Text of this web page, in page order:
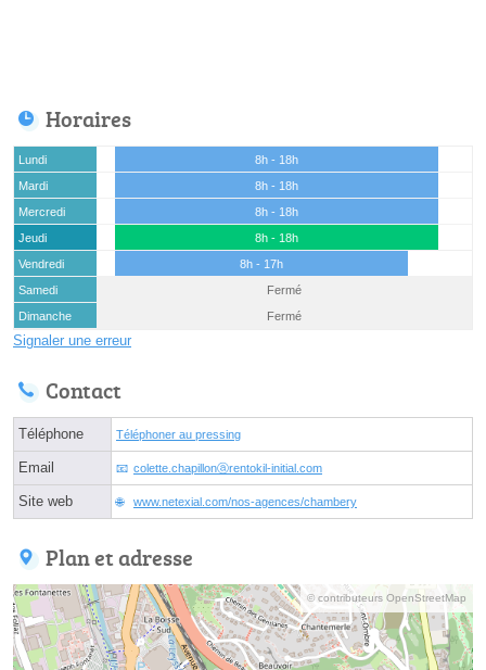
Horaires
Lundi
8h - 18h
Mardi
8h - 18h
Mercredi
8h - 18h
Jeudi
8h - 18h
Vendredi
8h - 17h
Samedi
Fermé
Dimanche
Fermé
Signaler une erreur
Contact
Téléphone Téléphoner au pressing
Email colette.chapillonⓐrentokil-initial.com
Site web www.netexial.com/nos-agences/chambery
Plan et adresse
© contributeurs OpenStreetMap